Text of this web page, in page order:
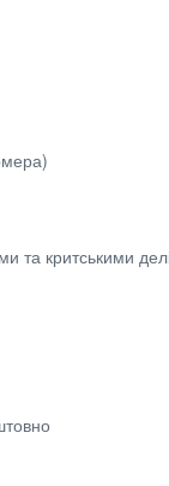
та критськими